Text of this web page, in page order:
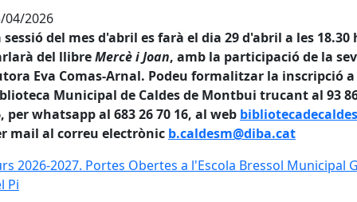
04/2026
sessió del mes d'abril es farà el dia 29 d'abril a les 18.30
del llibreMercè i Joan, amb la participació de la
Eva Comas-Arnal. Podeu formalitzar la inscripció a
Municipal de Caldes de Montbui trucant al 93
per whatsapp al 683 26 70 16, al web
mail al correu electrònic b.caldesm@diba.cat
2026-2027. Portes Obertes a l'Escola Bressol Municipal
2026-2027. Portes Obertes a l'Escola Bressol Municipal
Pi